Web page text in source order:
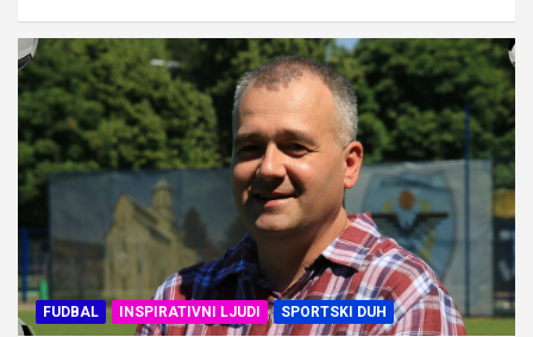
FUDBAL INSPIRATIVNI LJUDI SPORTSKI DUH